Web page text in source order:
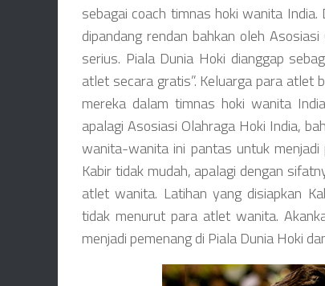
sebagai coach timnas hoki wanita
dipandang rendan bahkan oleh
serius. Piala Dunia Hoki dianggap
atlet secara gratis”. Keluarga para atlet
mereka dalam timnas hoki wanita
apalagi Asosiasi Olahraga Hoki India,
wanita-wanita ini pantas untuk menjadi
Kabir tidak mudah, apalagi dengan
atlet wanita. Latihan yang disiapkan
tidak menurut para atlet wanita.
menjadi pemenang di Piala Dunia Hoki